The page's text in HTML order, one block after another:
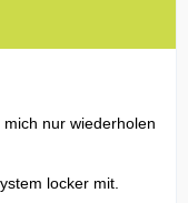
nur wiederholen
locker mit.